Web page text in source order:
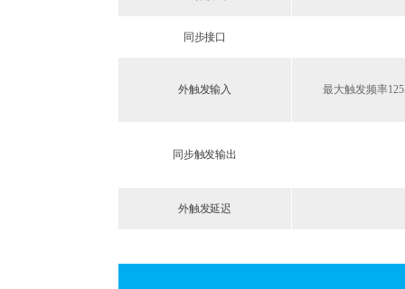
同步接口
外触发输入 最大触发频率
同步触发输出
外触发延迟